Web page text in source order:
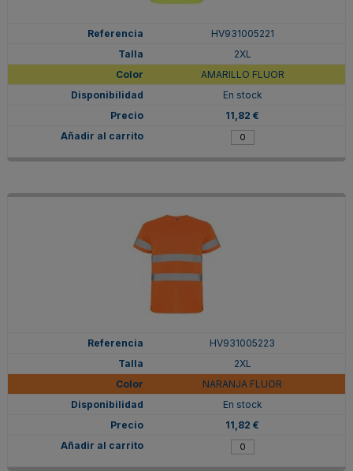
HV931005221
2XL
AMARILLO FLUOR
En stock
11,82 €
HV931005223
2XL
NARANJA FLUOR
En stock
11,82 €